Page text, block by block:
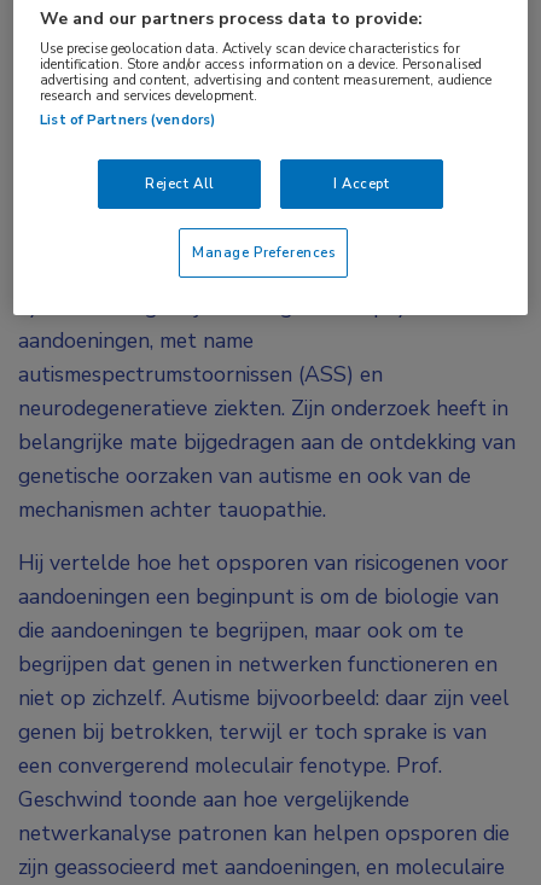
prof. dr. Daniel Geschwind (Los Angeles,
Verenigde Staten) in een lezing tijdens het AAN-
congres. Zijn onderzoek helpt medicatie te vinden
die reparatie en degeneratie van het
zenuwstelsel beïnvloedt.
Prof. Geschwind won tijdens de AAN 2022 de
zogeheten Cotzias Lecture and Award. Zijn groep
loopt voorop bij de toepassing van methoden uit de
aandoeningen, met name
autismespectrumstoornissen (ASS) en
neurodegeneratieve ziekten. Zijn onderzoek heeft in
belangrijke mate bijgedragen aan de ontdekking van
genetische oorzaken van autisme en ook van de
mechanismen achter tauopathie.
Hij vertelde hoe het opsporen van risicogenen voor
aandoeningen een beginpunt is om de biologie van
die aandoeningen te begrijpen, maar ook om te
begrijpen dat genen in netwerken functioneren en
niet op zichzelf. Autisme bijvoorbeeld: daar zijn veel
genen bij betrokken, terwijl er toch sprake is van
een convergerend moleculair fenotype. Prof.
Geschwind toonde aan hoe vergelijkende
netwerkanalyse patronen kan helpen opsporen die
zijn geassocieerd met aandoeningen, en moleculaire
We and our partners process data to provide:
Use precise geolocation data. Actively scan device characteristics for
identification. Store and/or access information on a device. Personalised
advertising and content, advertising and content measurement, audience
research and services development.
List of Partners (vendors)
Reject All I Accept
Manage Preferences